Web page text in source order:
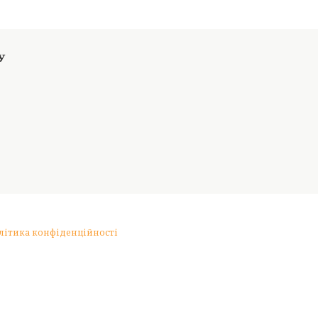
конфіденційності